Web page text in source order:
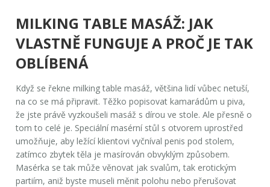
MILKING TABLE MASÁŽ: JAK
VLASTNĚ FUNGUJE A PROČ JE TAK
OBLÍBENÁ
Když se řekne milking table masáž, většina lidí vůbec netuší,
na co se má připravit. Těžko popisovat kamarádům u piva,
že jste právě vyzkoušeli masáž s dírou ve stole. Ale přesně o
tom to celé je. Speciální masérní stůl s otvorem uprostřed
umožňuje, aby ležící klientovi vyčníval penis pod stolem,
zatímco zbytek těla je masírován obvyklým způsobem.
Masérka se tak může věnovat jak svalům, tak erotickým
partiím, aniž byste museli měnit polohu nebo přerušovat